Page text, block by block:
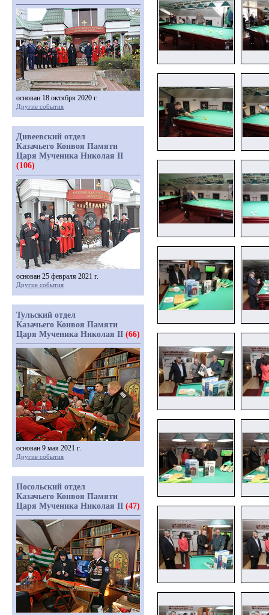
основан 18 октября 2020 г.
Другие события
Дивеевский отдел
Казачьего Конвоя Памяти
Царя Мученика Николая II
(106)
основан 25 февраля 2021 г.
Другие события
Тульский отдел
Казачьего Конвоя Памяти
Царя Мученика Николая II (66)
основан 9 мая 2021 г.
Другие события
Посольский отдел
Казачьего Конвоя Памяти
Царя Мученика Николая II (47)